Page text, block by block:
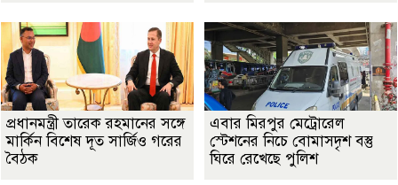
প্রধানমন্ত্রী তারেক রহমানের সঙ্গে
মার্কিন বিশেষ দূত সার্জিও গরের
বৈঠক
এবার মিরপুর মেট্রোরেল
স্টেশনের নিচে বোমাসদৃশ বস্তু
ঘিরে রেখেছে পুলিশ